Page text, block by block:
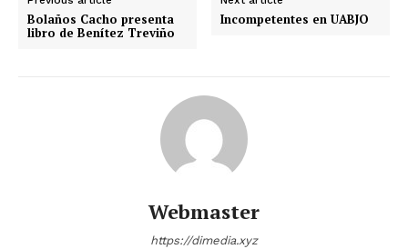
Bolaños Cacho presenta
libro de Benítez Treviño
Incompetentes en UABJO
Webmaster
https://dimedia.xyz